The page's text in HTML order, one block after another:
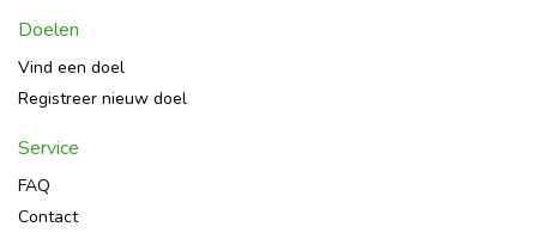
Doelen
Vind een doel
Registreer nieuw doel
Service
FAQ
Contact